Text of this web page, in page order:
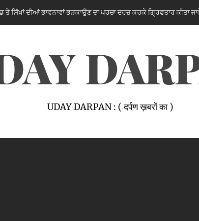
ਭੜਕਾਉਣ ਦਾ ਪਰਚਾ ਦਰਜ਼ ਕਰਕੇ ਗ੍ਰਿਫਤਾਰ ਕੀਤਾ ਜਾਵੇ। 2 hours
UDAY DARPAN : ( दर्पण ख़बरों का )